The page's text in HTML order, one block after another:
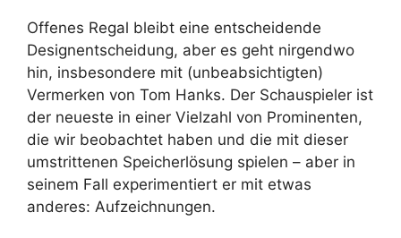
Offenes Regal bleibt eine entscheidende
Designentscheidung, aber es geht nirgendwo
hin, insbesondere mit (unbeabsichtigten)
Vermerken von Tom Hanks. Der Schauspieler ist
der neueste in einer Vielzahl von Prominenten,
die wir beobachtet haben und die mit dieser
umstrittenen Speicherlösung spielen – aber in
seinem Fall experimentiert er mit etwas
anderes: Aufzeichnungen.